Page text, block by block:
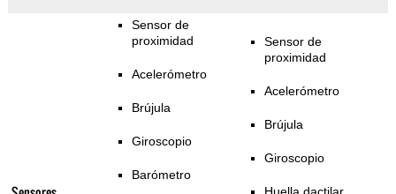
Sensor de
proximidad
Acelerómetro
Brújula
Giroscopio
Barómetro
Sensor de
proximidad
Acelerómetro
Brújula
Giroscopio